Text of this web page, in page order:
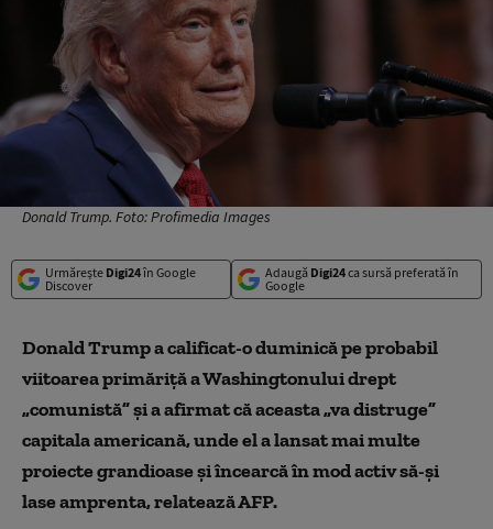
Donald Trump. Foto: Profimedia Images
Urmărește Digi24în Google
Discover
Adaugă Digi24ca sursă preferată în
Google
Donald Trump a calificat-o duminică pe probabil
viitoarea primăriţă a Washingtonului drept
„comunistă” şi a afirmat că aceasta „va distruge”
capitala americană, unde el a lansat mai multe
proiecte grandioase şi încearcă în mod activ să-şi
lase amprenta, relatează AFP.